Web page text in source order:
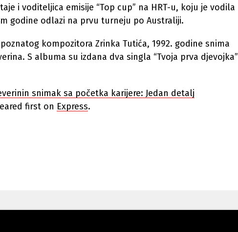
i voditeljica emisije “Top cup” na HRT-u, koju je vodila
godine odlazi na prvu turneju po Australiji.
kompozitora Zrinka Tutića, 1992. godine snima
S albuma su izdana dva singla “Tvoja prva djevojka”
snimak sa početka karijere: Jedan detalj
first on Express.